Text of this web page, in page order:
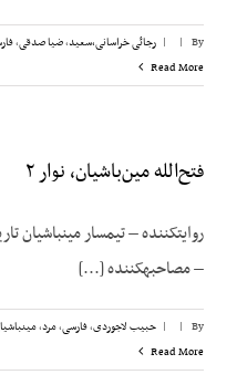
By
|
| رجائی خراسانی،‌سعید,ضیا صدقی,
Read More
فتح‌الله مین‌باشیان، نوار ۲
– مصاحبه­کننده [...]
By
|
| حبیب لاجوردی,فارسی,مرد,
Read More